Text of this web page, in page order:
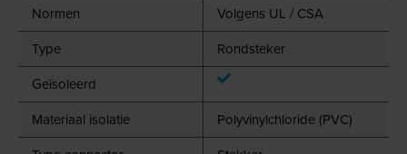
Normen
Volgens UL / CSA
Type
Rondsteker
Geïsoleerd
Materiaal isolatie
Polyvinylchloride (PVC)